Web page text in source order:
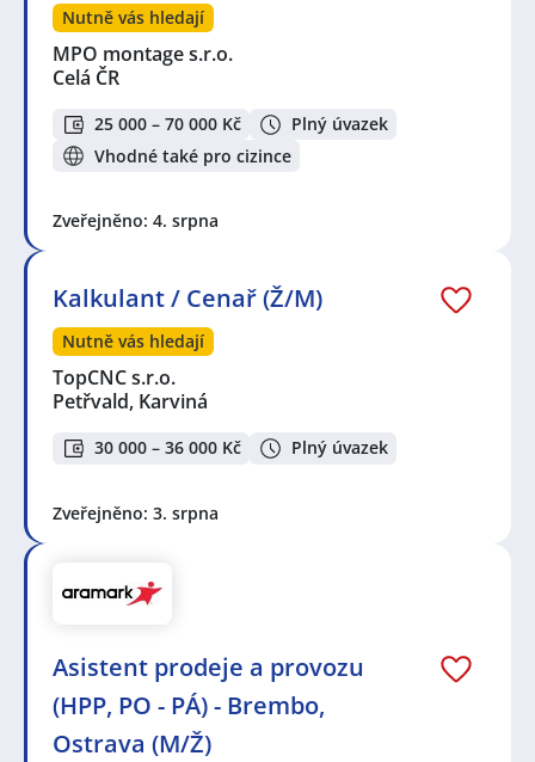
Nutně vás hledají
MPO montage s.r.o.
Celá ČR
25 000 – 70 000 Kč
Plný úvazek
Vhodné také pro cizince
Zveřejněno: 4. srpna
Kalkulant / Cenař (Ž/M)
Nutně vás hledají
TopCNC s.r.o.
Petřvald, Karviná
30 000 – 36 000 Kč Plný úvazek
Zveřejněno: 3. srpna
Asistent prodeje a provozu
(HPP, PO - PÁ) - Brembo,
Ostrava (M/Ž)